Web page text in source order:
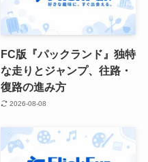
FC版『パックランド』独特
な走りとジャンプ、往路・
復路の進み方
2026-08-08